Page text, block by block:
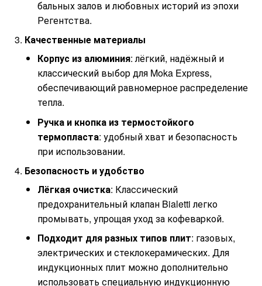
бальных залов и любовных историй из эпохи
Регентства.
Качественные материалы
Корпус из алюминия: лёгкий, надёжный и
классический выбор для Moka Express,
обеспечивающий равномерное распределение
тепла.
Ручка и кнопка из термостойкого
термопласта: удобный хват и безопасность
при использовании.
Безопасность и удобство
Лёгкая очистка: Классический
предохранительный клапан Bialetti легко
промывать, упрощая уход за кофеваркой.
Подходит для разных типов плит: газовых,
электрических и стеклокерамических. Для
индукционных плит можно дополнительно
использовать специальную индукционную